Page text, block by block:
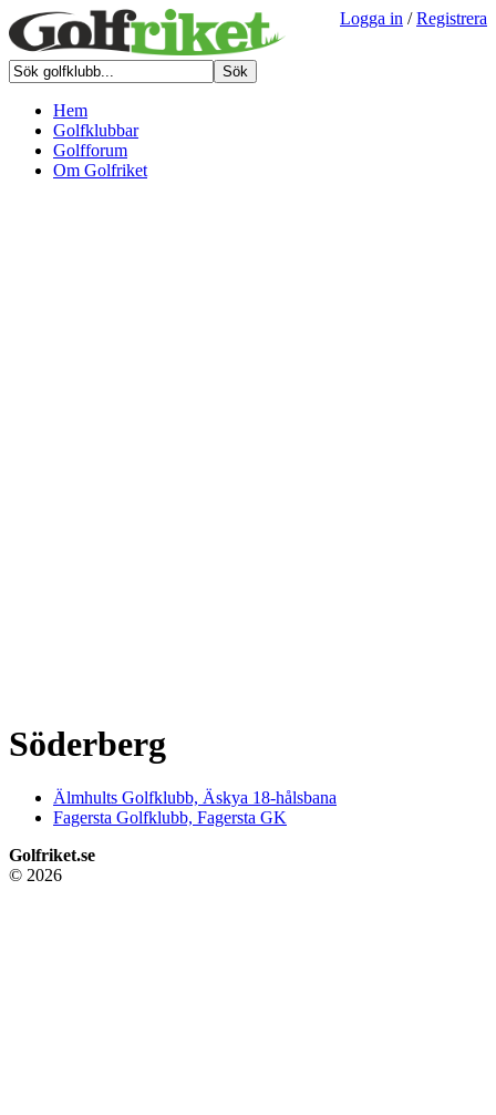
Logga in /Registrera
Hem
Golfklubbar
Golfforum
Om Golfriket
Söderberg
Älmhults Golfklubb, Äskya 18-hålsbana
Fagersta Golfklubb, Fagersta GK
Golfriket.se
© 2026